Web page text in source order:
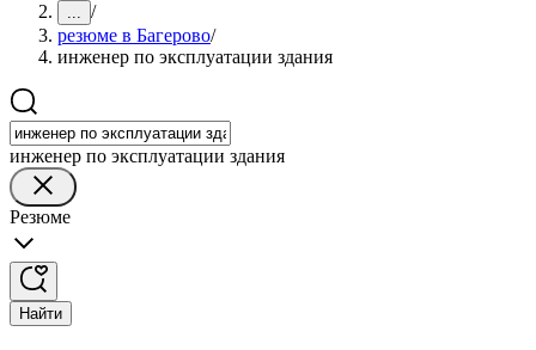
... /
резюме в Багерово/
инженер по эксплуатации здания
инженер по эксплуатации здания
Резюме
Найти